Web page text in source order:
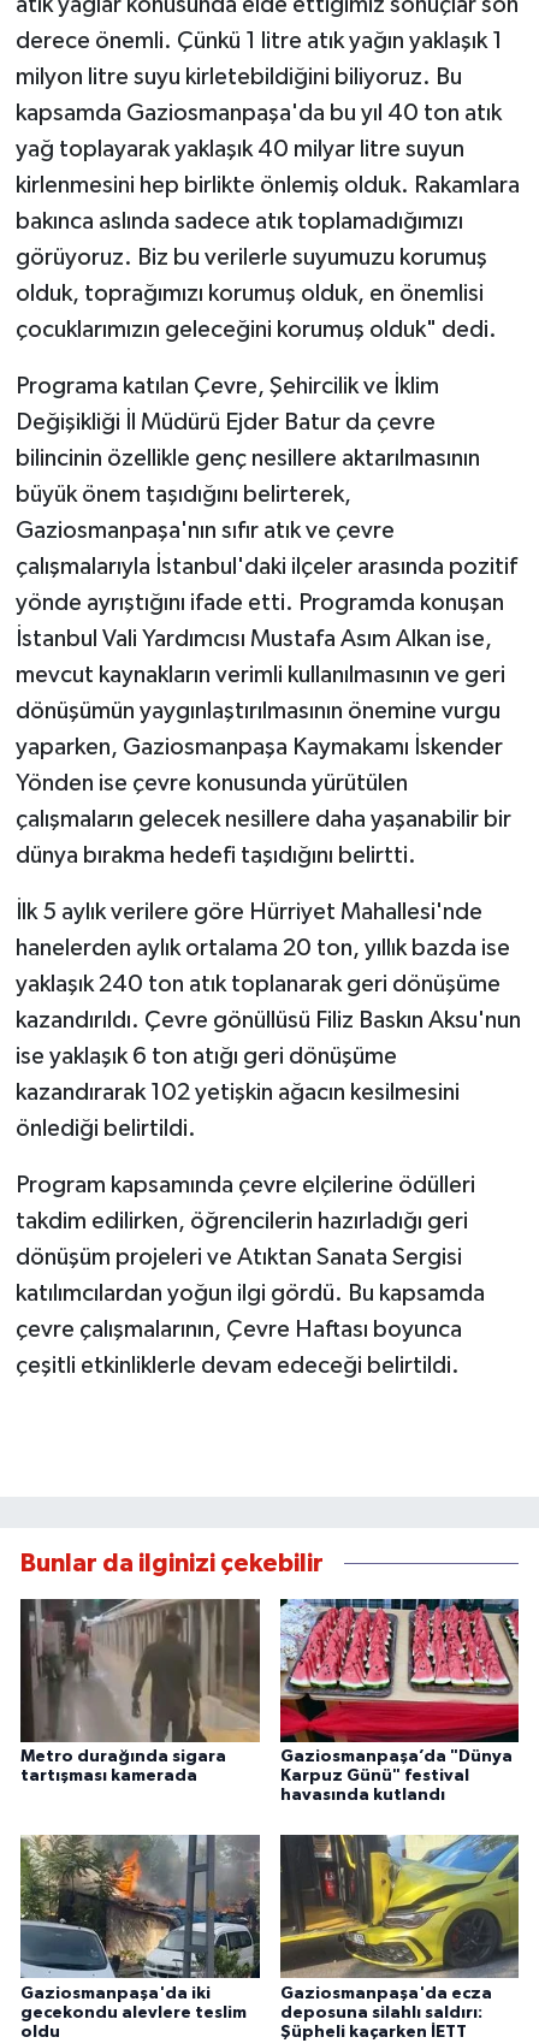
atık yağlar konusunda elde ettiğimiz sonuçlar son
derece önemli. Çünkü 1 litre atık yağın yaklaşık 1
milyon litre suyu kirletebildiğini biliyoruz. Bu
kapsamda Gaziosmanpaşa'da bu yıl 40 ton atık
yağ toplayarak yaklaşık 40 milyar litre suyun
kirlenmesini hep birlikte önlemiş olduk. Rakamlara
bakınca aslında sadece atık toplamadığımızı
görüyoruz. Biz bu verilerle suyumuzu korumuş
olduk, toprağımızı korumuş olduk, en önemlisi
çocuklarımızın geleceğini korumuş olduk" dedi.
Programa katılan Çevre, Şehircilik ve İklim
Değişikliği İl Müdürü Ejder Batur da çevre
bilincinin özellikle genç nesillere aktarılmasının
büyük önem taşıdığını belirterek,
Gaziosmanpaşa'nın sıfır atık ve çevre
çalışmalarıyla İstanbul'daki ilçeler arasında pozitif
yönde ayrıştığını ifade etti. Programda konuşan
İstanbul Vali Yardımcısı Mustafa Asım Alkan ise,
mevcut kaynakların verimli kullanılmasının ve geri
dönüşümün yaygınlaştırılmasının önemine vurgu
yaparken, Gaziosmanpaşa Kaymakamı İskender
Yönden ise çevre konusunda yürütülen
çalışmaların gelecek nesillere daha yaşanabilir bir
dünya bırakma hedefi taşıdığını belirtti.
İlk 5 aylık verilere göre Hürriyet Mahallesi'nde
hanelerden aylık ortalama 20 ton, yıllık bazda ise
yaklaşık 240 ton atık toplanarak geri dönüşüme
kazandırıldı. Çevre gönüllüsü Filiz Baskın Aksu'nun
ise yaklaşık 6 ton atığı geri dönüşüme
kazandırarak 102 yetişkin ağacın kesilmesini
önlediği belirtildi.
Program kapsamında çevre elçilerine ödülleri
takdim edilirken, öğrencilerin hazırladığı geri
dönüşüm projeleri ve Atıktan Sanata Sergisi
katılımcılardan yoğun ilgi gördü. Bu kapsamda
çevre çalışmalarının, Çevre Haftası boyunca
çeşitli etkinliklerle devam edeceği belirtildi.
Bunlar da ilginizi çekebilir
Metro durağında sigara
tartışması kamerada
Gaziosmanpaşa’da "Dünya
Karpuz Günü" festival
havasında kutlandı
Gaziosmanpaşa'da iki
gecekondu alevlere teslim
oldu
Gaziosmanpaşa'da ecza
deposuna silahlı saldırı:
Şüpheli kaçarken İETT